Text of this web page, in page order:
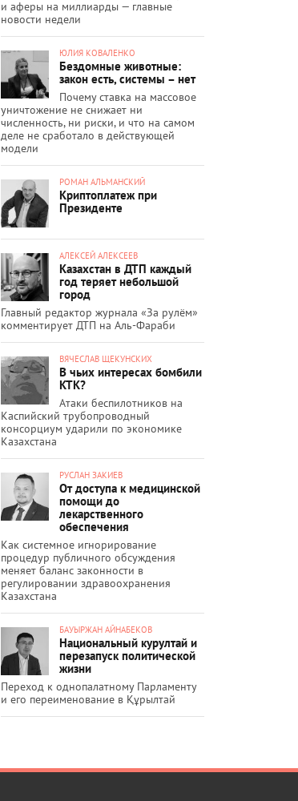
и аферы на миллиарды — главные
новости недели
ЮЛИЯ КОВАЛЕНКО
Бездомные животные:
закон есть, системы – нет
Почему ставка на массовое
уничтожение не снижает ни
численность, ни риски, и что на самом
деле не сработало в действующей
модели
РОМАН АЛЬМАНСКИЙ
Криптоплатеж при
Президенте
АЛЕКСЕЙ АЛЕКСЕЕВ
Казахстан в ДТП каждый
год теряет небольшой
город
Главный редактор журнала «За рулём»
комментирует ДТП на Аль-Фараби
ВЯЧЕСЛАВ ЩЕКУНСКИХ
В чьих интересах бомбили
КТК?
Атаки беспилотников на
Каспийский трубопроводный
консорциум ударили по экономике
Казахстана
РУСЛАН ЗАКИЕВ
От доступа к медицинской
помощи до
лекарственного
обеспечения
Как системное игнорирование
процедур публичного обсуждения
меняет баланс законности в
регулировании здравоохранения
Казахстана
БАУЫРЖАН АЙНАБЕКОВ
Национальный курултай и
перезапуск политической
жизни
Переход к однопалатному Парламенту
и его переименование в Құрылтай